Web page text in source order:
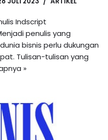
Indscript
penulis yang
bisnis perlu dukungan
Tulisan-tulisan yang
»